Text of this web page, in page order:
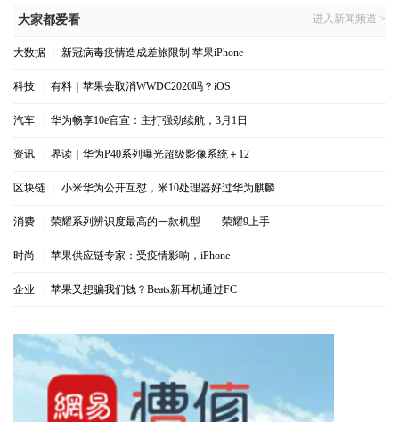
大家都爱看 进入新闻频道 >
大数据 新冠病毒疫情造成差旅限制 苹果iPhone
科技 有料｜苹果会取消WWDC2020吗？iOS
汽车 华为畅享10e官宣：主打强劲续航，3月1日
资讯 界读｜华为P40系列曝光超级影像系统＋12
区块链 小米华为公开互怼，米10处理器好过华为麒麟
消费 荣耀系列辨识度最高的一款机型——荣耀9上手
时尚 苹果供应链专家：受疫情影响，iPhone
企业 苹果又想骗我们钱？Beats新耳机通过FC